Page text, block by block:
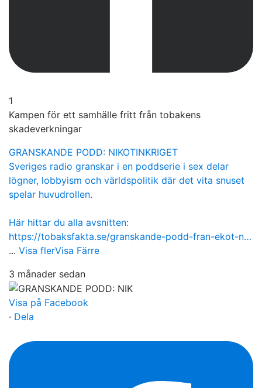
1
Kampen för ett samhälle fritt från tobakens
skadeverkningar
GRANSKANDE PODD: NIKOTINKRIGET
Sveriges radio granskar i en poddserie i sex delar
lögner, lobbyism och världspolitik där det vita snuset
spelar huvudrollen.
Här hittar du alla avsnitten:
https://tobaksfakta.se/granskande-podd-fran-ekot-n…
... Visa flerVisa Färre
3 månader sedan
Visa på Facebook
· Dela